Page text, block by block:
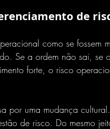
de
como se fossem
Se a ordem não sai, se
forte, o risco
por uma mudança
de risco. Do mesmo